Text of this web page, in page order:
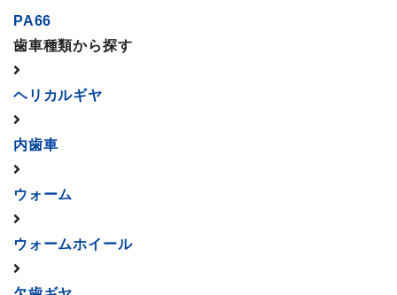
PA66
歯車種類から探す
ヘリカルギヤ
内歯車
ウォーム
ウォームホイール